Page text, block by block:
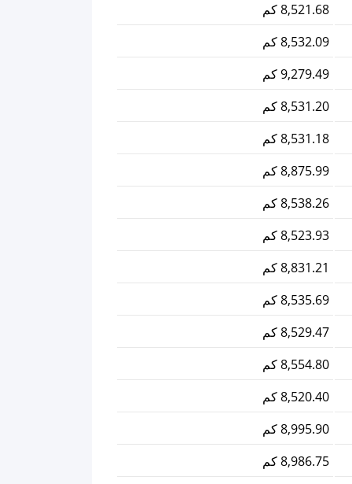
8,521.68 كم
8,532.09 كم
9,279.49 كم
8,531.20 كم
8,531.18 كم
8,875.99 كم
8,538.26 كم
8,523.93 كم
8,831.21 كم
8,535.69 كم
8,529.47 كم
8,554.80 كم
8,520.40 كم
8,995.90 كم
8,986.75 كم